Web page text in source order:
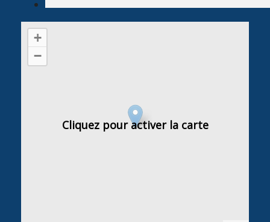
Cliquez pour activer la carte
+
−